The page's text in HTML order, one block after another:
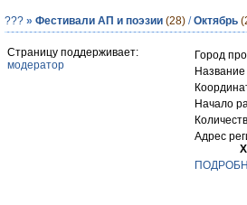
??? » Фестивали АП и поэзии (28) /Октябрь
Страницу поддерживает:
модератор
Город
Начало
Адрес